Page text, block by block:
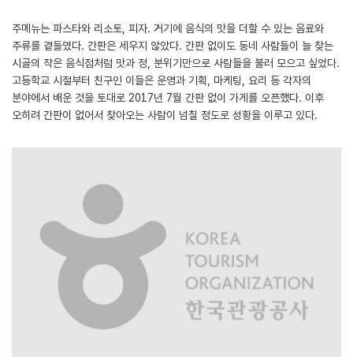
주메뉴는 파스타와 리소토, 피자. 거기에 음식의 맛을 더할 수 있는 음료와
주류를 곁들였다. 간판은 세우지 않았다. 간판 없이도 동네 사람들이 늘 찾는
시골의 작은 음식점처럼 맛과 정, 분위기만으로 사람들을 불러 모으고 싶었다.
고등학교 시절부터 친구인 이들은 운영과 기획, 마케팅, 요리 등 각자의
분야에서 배운 것을 토대로 2017년 7월 간판 없이 가게를 오픈했다. 이후
오히려 간판이 없어서 찾아오는 사람이 넘칠 정도로 성황을 이루고 있다.